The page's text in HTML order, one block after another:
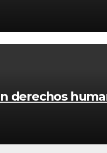
derechos